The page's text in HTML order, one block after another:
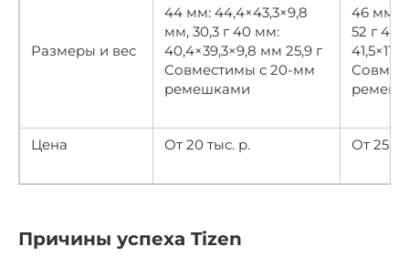
Размеры и вес
44 мм: 44,4×43,3×9,8
мм, 30,3 г 40 мм:
40,4×39,3×9,8 мм 25,9 г
Совместимы с 20-мм
ремешками
46 мм:
52 г 42
Цена От 20 тыс. р. От 25
Причины успеха Tizen